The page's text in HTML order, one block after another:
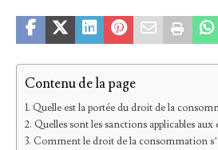
Contenu de la page
Quelle est la portée du droit de la
Quelles sont les sanctions applicables aux
Comment le droit de la consommation